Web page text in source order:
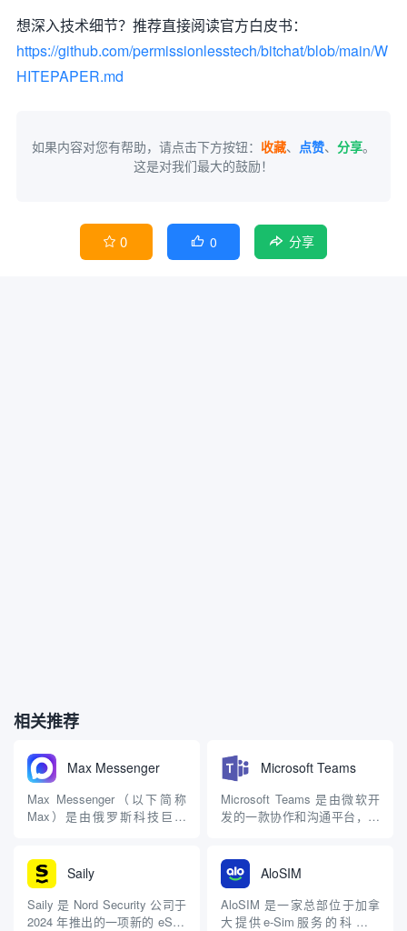
想深入技术细节？推荐直接阅读官方白皮书：
https://github.com/permissionlesstech/bitchat/blob/main/W
HITEPAPER.md
如果内容对您有帮助，请点击下方按钮： 收藏、 点赞、 分享。
这是对我们最大的鼓励！
 0  0 分享
相关推荐
Max Messenger
Max Messenger（以下简称
Max）是由俄罗斯科技巨头
俄罗斯的“超级应用”，旨在整
合消息通讯、支付、政务服务
等多功能于一体，类似于中国
的微信。Max 自发布以...
Microsoft Teams
Microsoft Teams 是由微软开
发的一款协作和沟通平台，旨
共享、应用程序集成等多种功
能，是远程工作、在线教育和
企业协作的常用工具。以下是
对 Microsoft Teams 的详细...
Saily
Saily 是 Nord Security 公司于
2024 年推出的一项新的 eSIM
AloSIM
AloSIM 是一家总部位于加拿
大提供e-Sim服务的科技公